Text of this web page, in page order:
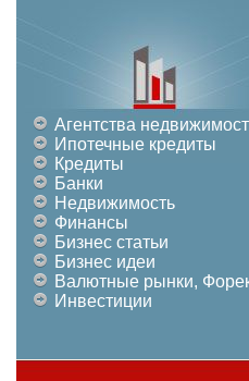
Агентства
Ипотечные кредиты
Кредиты
Банки
Недвижимость
Финансы
Бизнес статьи
Бизнес идеи
Валютные рынки,
Инвестиции